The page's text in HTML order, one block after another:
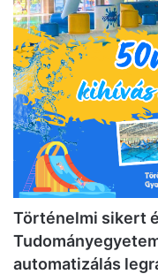
Történelmi sikert
automatizálás